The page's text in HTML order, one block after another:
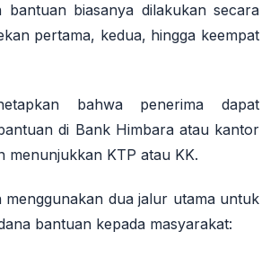
bantuan biasanya dilakukan secara
pertama, kedua, hingga keempat
bahwa penerima dapat
di Bank Himbara atau kantor
menunjukkan KTP atau KK.
menggunakan dua jalur utamauntuk
bantuan kepada masyarakat: